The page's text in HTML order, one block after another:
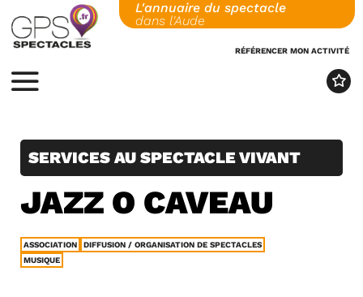
to
content
L'annuaire du spectacle
dans l'Aude
RÉFÉRENCER MON ACTIVITÉ
MENU
SERVICES AU SPECTACLE VIVANT
JAZZ O CAVEAU
ASSOCIATION
DIFFUSION / ORGANISATION DE SPECTACLES
MUSIQUE